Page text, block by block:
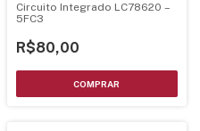
Circuito Integrado LC78620 –
5FC3
R$80,00